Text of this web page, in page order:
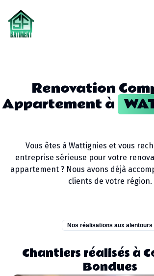
Renovation
Appartementà
Vous êtes à Wattignies et vous
entreprise sérieuse pour votre
appartement? Nous avons déjà
clients de votre région.
Nos réalisations aux alentours
Chantiers réalisés à
Bondues